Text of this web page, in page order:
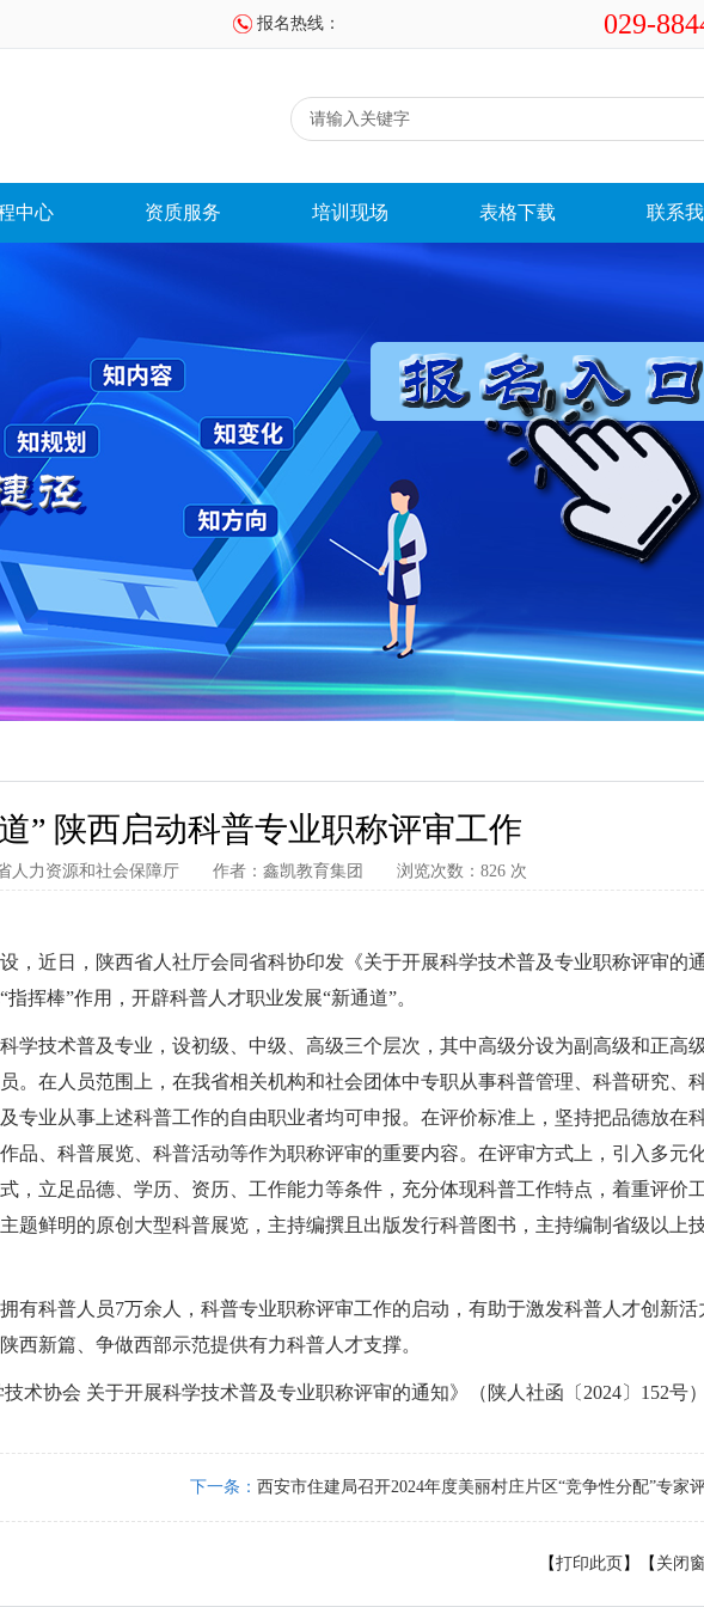
报名热线： 029-
中心 资质服务 培训现场 表格下载 联系
” 陕西启动科普专业职称评审工作
人力资源和社会保障厅 作者：鑫凯教育集团 浏览次数：826 次
，近日，陕西省人社厅会同省科协印发《关于开展科学技术普及专业职称评审的
挥棒”作用，开辟科普人才职业发展“新通道”。
学技术普及专业，设初级、中级、高级三个层次，其中高级分设为副高级和正高
。 在人员范围上， 在我省相关机构和社会团体中专职从事科普管理、科普研究、
专业从事上述科普工作的自由职业者均可申报。 在评价标准上， 坚持把品德放在
、科普展览、科普活动等作为职称评审的重要内容。 在评审方式上， 引入多元
，立足品德、学历、资历、工作能力等条件，充分体现科普工作特点，着重评价
题鲜明的原创大型科普展览，主持编撰且出版发行科普图书，主持编制省级以上
有科普人员7万余人，科普专业职称评审工作的启动，有助于激发科普人才创新活
西新篇、争做西部示范提供有力科普人才支撑。
术协会 关于开展科学技术普及专业职称评审的通知》（ 陕人社函〔2024〕152号
下一条： 西安市住建局召开2024年度美丽村庄片区“竞争性分配”专家
【打印此页 】【 关闭